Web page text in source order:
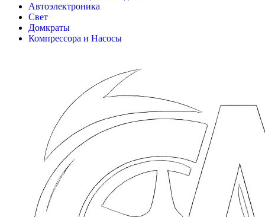
Автоэлектроника
Свет
Домкраты
Компрессора и Насосы